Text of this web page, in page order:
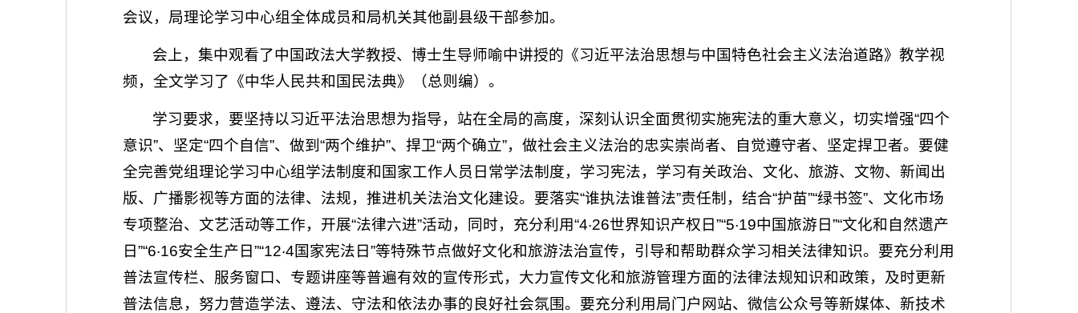
会议，局理论学习中心组全体成员和局机关其他副县级干部参加。
会上，集中观看了中国政法大学教授、博士生导师喻中讲授的《习近平法治思想与中国特色社会主义法治道路》教学视
频，全文学习了《中华人民共和国民法典》（总则编）。
学习要求，要坚持以习近平法治思想为指导，站在全局的高度，深刻认识全面贯彻实施宪法的重大意义，切实增强“四个
意识”、坚定“四个自信”、做到“两个维护”、捍卫“两个确立”，做社会主义法治的忠实崇尚者、自觉遵守者、坚定捍卫者。要健
全完善党组理论学习中心组学法制度和国家工作人员日常学法制度，学习宪法，学习有关政治、文化、旅游、文物、新闻出
版、广播影视等方面的法律、法规，推进机关法治文化建设。要落实“谁执法谁普法”责任制，结合“护苗”“绿书签”、文化市场
专项整治、文艺活动等工作，开展“法律六进”活动，同时，充分利用“4·26世界知识产权日”“5·19中国旅游日”“文化和自然遗产
日”“6·16安全生产日”“12·4国家宪法日”等特殊节点做好文化和旅游法治宣传，引导和帮助群众学习相关法律知识。要充分利用
普法宣传栏、服务窗口、专题讲座等普遍有效的宣传形式，大力宣传文化和旅游管理方面的法律法规知识和政策，及时更新
普法信息，努力营造学法、遵法、守法和依法办事的良好社会氛围。要充分利用局门户网站、微信公众号等新媒体、新技术